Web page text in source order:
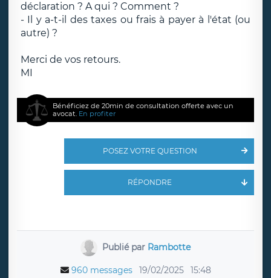
déclaration ? A qui ? Comment ?
- Il y a-t-il des taxes ou frais à payer à l'état (ou
autre) ?
Merci de vos retours.
MI
Bénéficiez de 20min de consultation offerte avec un
avocat. En profiter
POSEZ VOTRE QUESTION
RÉPONDRE
Publié par Rambotte
960 messages 19/02/2025 15:48